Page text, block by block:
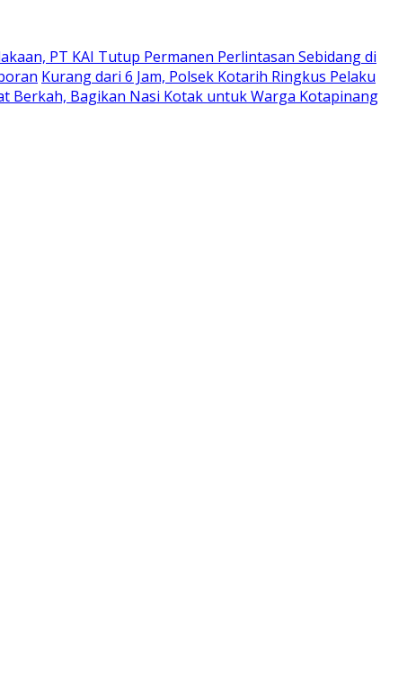
PT KAI Tutup Permanen Perlintasan Sebidang di
Kurang dari 6 Jam, Polsek Kotarih Ringkus Pelaku
Berkah, Bagikan Nasi Kotak untuk Warga Kotapinang